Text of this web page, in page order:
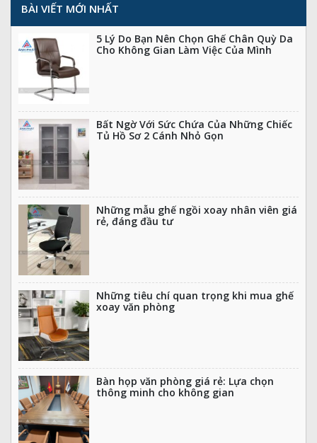
BÀI VIẾT MỚI NHẤT
5 Lý Do Bạn Nên Chọn Ghế Chân Quỳ Da
Cho Không Gian Làm Việc Của Mình
Bất Ngờ Với Sức Chứa Của Những Chiếc
Tủ Hồ Sơ 2 Cánh Nhỏ Gọn
Những mẫu ghế ngồi xoay nhân viên giá
rẻ, đáng đầu tư
Những tiêu chí quan trọng khi mua ghế
xoay văn phòng
Bàn họp văn phòng giá rẻ: Lựa chọn
thông minh cho không gian